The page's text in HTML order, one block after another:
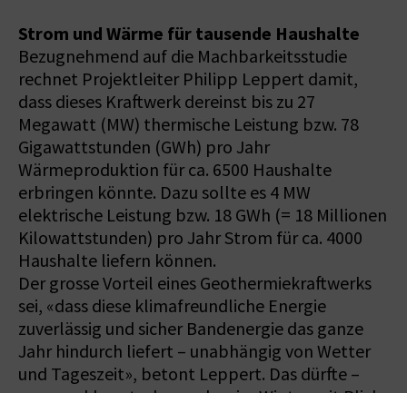
Strom und Wärme für tausende Haushalte
Bezugnehmend auf die Machbarkeitsstudie
rechnet Projektleiter Philipp Leppert damit,
dass dieses Kraftwerk dereinst bis zu 27
Megawatt (MW) thermische Leistung bzw. 78
Gigawattstunden (GWh) pro Jahr
Wärmeproduktion für ca. 6500 Haushalte
erbringen könnte. Dazu sollte es 4 MW
elektrische Leistung bzw. 18 GWh (= 18 Millionen
Kilowattstunden) pro Jahr Strom für ca. 4000
Haushalte liefern können.
Der grosse Vorteil eines Geothermiekraftwerks
sei, «dass diese klimafreundliche Energie
zuverlässig und sicher Bandenergie das ganze
Jahr hindurch liefert – unabhängig von Wetter
und Tageszeit», betont Leppert. Das dürfte –